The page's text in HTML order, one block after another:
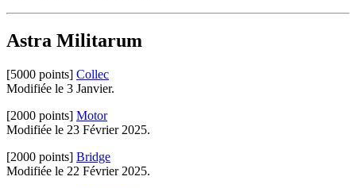
Astra Militarum
[5000 points] Collec
Modifiée le 3 Janvier.
[2000 points] Motor
Modifiée le 23 Février 2025.
[2000 points] Bridge
Modifiée le 22 Février 2025.